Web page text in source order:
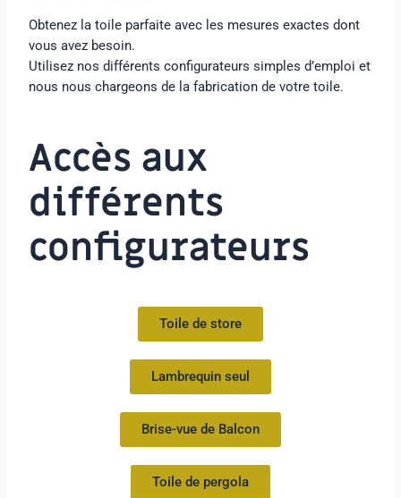
Obtenez la toile parfaite avec les mesures exactes dont
vous avez besoin.
Utilisez nos différents configurateurs simples d’emploi et
nous nous chargeons de la fabrication de votre toile.
Accès aux
différents
configurateurs
Toile de store
Lambrequin seul
Brise-vue de Balcon
Toile de pergola